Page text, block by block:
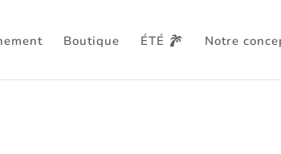
Boutique ÉTÉ Notre